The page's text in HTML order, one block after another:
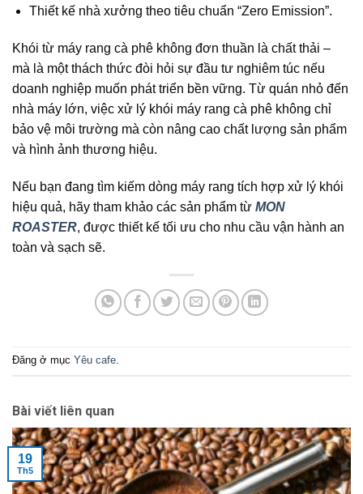
Thiết kế nhà xưởng theo tiêu chuẩn “Zero Emission”.
Khói từ máy rang cà phê không đơn thuần là chất thải –
mà là một thách thức đòi hỏi sự đầu tư nghiêm túc nếu
doanh nghiệp muốn phát triển bền vững. Từ quán nhỏ đến
nhà máy lớn, việc xử lý khói máy rang cà phê không chỉ
bảo vệ môi trường mà còn nâng cao chất lượng sản phẩm
và hình ảnh thương hiệu.
Nếu bạn đang tìm kiếm dòng máy rang tích hợp xử lý khói
hiệu quả, hãy tham khảo các sản phẩm từ MON
ROASTER, được thiết kế tối ưu cho nhu cầu vận hành an
toàn và sạch sẽ.
Đăng ở mục Yêu cafe
Bài viết liên quan
19
Th5